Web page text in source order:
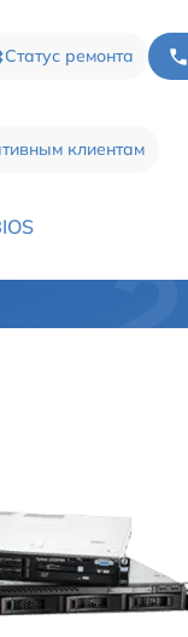
Статус ремонта
клиентам